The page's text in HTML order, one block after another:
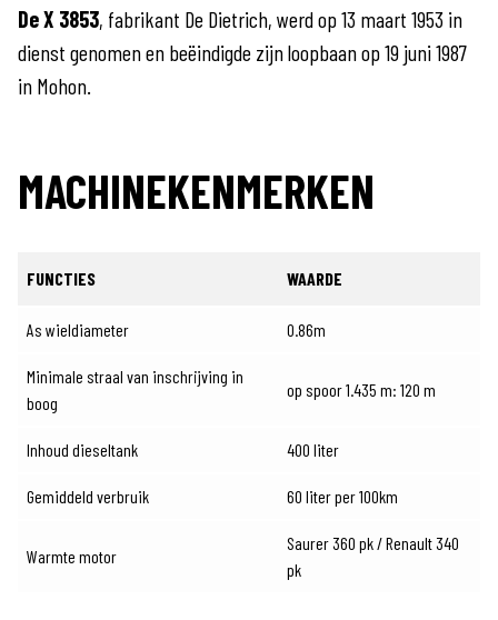
De X 3853, fabrikant De Dietrich, werd op 13 maart 1953 in
dienst genomen en beëindigde zijn loopbaan op 19 juni 1987
in Mohon.
MACHINEKENMERKEN
FUNCTIES WAARDE
As wieldiameter 0.86m
Minimale straal van inschrijving in
boog
op spoor 1.435 m: 120 m
Inhoud dieseltank 400 liter
Gemiddeld verbruik 60 liter per 100km
Warmte motor
Saurer 360 pk / Renault 340
pk